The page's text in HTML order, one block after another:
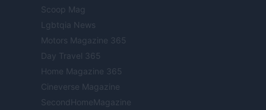
Scoop Mag
Lgbtqia News
Motors Magazine 365
Day Travel 365
Home Magazine 365
Cineverse Magazine
SecondHomeMagazine